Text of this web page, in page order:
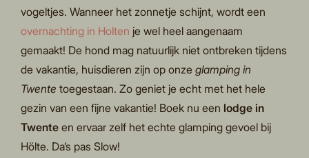
vogeltjes. Wanneer het zonnetje schijnt, wordt een
overnachting in Holten je wel heel aangenaam
gemaakt! De hond mag natuurlijk niet ontbreken tijdens
de vakantie, huisdieren zijn op onzeglamping in
Twente toegestaan. Zo geniet je echt met het hele
gezin van een fijne vakantie! Boek nu een lodge in
Twente en ervaar zelf het echte glamping gevoel bij
Hölte. Da’s pas Slow!